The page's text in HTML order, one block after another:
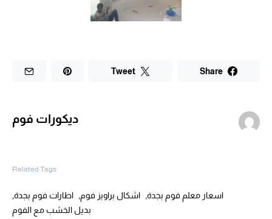
Share
Tweet
ديكورات فوم
Related Tags
اسعار معلم فوم بجدة, اشكال براويز فوم, اطارات فوم بجدة,
بديل الخشب مع الفوم